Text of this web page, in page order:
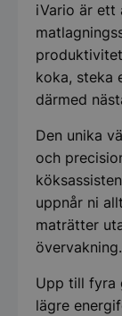
iVario är ett
koka, steka
därmed
Den unika
och
uppnår ni
maträtter
övervakning.
Upp till fyra
lägre